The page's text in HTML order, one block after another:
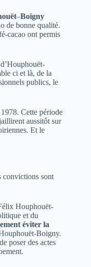
–Boigny
de bonne qualité.
cacao ont permis
ci et là, de la
publics, le
Cette période
aussitôt sur
Et le
convictions sont
Houphouët-
et du
éviter la
Boigny.
poser des actes